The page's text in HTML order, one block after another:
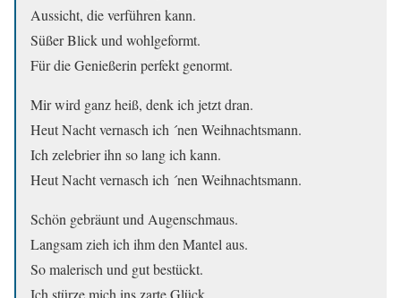
Aussicht, die verführen kann.
Süßer Blick und wohlgeformt.
Für die Genießerin perfekt genormt.
Mir wird ganz heiß, denk ich jetzt dran.
Heut Nacht vernasch ich ´nen Weihnachtsmann.
Ich zelebrier ihn so lang ich kann.
Heut Nacht vernasch ich ´nen Weihnachtsmann.
Schön gebräunt und Augenschmaus.
Langsam zieh ich ihm den Mantel aus.
So malerisch und gut bestückt.
Ich stürze mich ins zarte Glück.